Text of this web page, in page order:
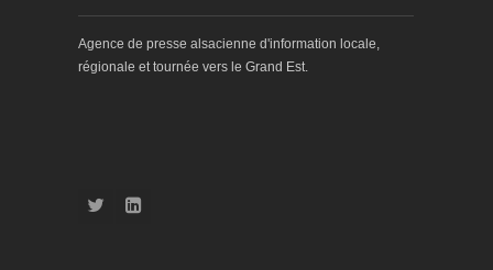
Agence de presse alsacienne d'information locale,
régionale et tournée vers le Grand Est.